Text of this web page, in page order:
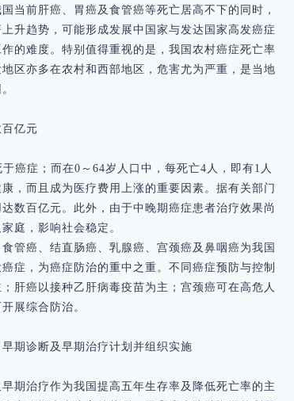
当前肝癌、胃癌及食管癌等死亡居高不下的同时，
升趋势，可能形成发展中国家与发达国家高发癌症
的难度。特别值得重视的是，我国农村癌症死亡率
区亦多在农村和西部地区，危害尤为严重，是当地
百亿元
癌症；而在0～64岁人口中，每死亡4人，即有1人
，而且成为医疗费用上涨的重要因素。据有关部门
数百亿元。此外，由于中晚期癌症患者治疗效果尚
庭，影响社会稳定。
管癌、结直肠癌、乳腺癌、宫颈癌及鼻咽癌为我国
症，为癌症防治的重中之重。不同癌症预防与控制
肝癌以接种乙肝病毒疫苗为主；宫颈癌可在高危人
展综合防治。
期诊断及早期治疗计划并组织实施
期治疗作为我国提高五年生存率及降低死亡率的主